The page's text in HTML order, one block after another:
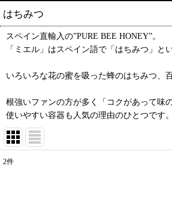
はちみつ
スペイン直輸入の”PURE BEE HONEY”。
「ミエル」はスペイン語で「はちみつ」と
いろいろな花の蜜を吸った蜂のはちみつ、
根強いファンの方が多く「コクがあって味
使いやすい容器も人気の理由のひとつです
2件